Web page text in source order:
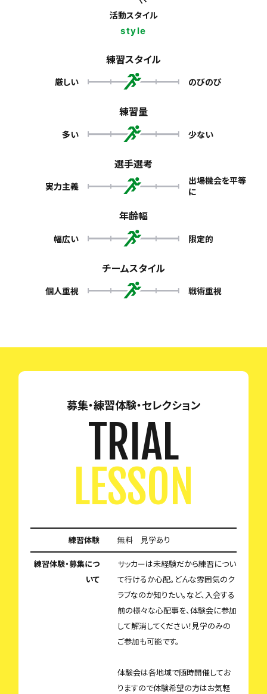
活動スタイル
style
練習スタイル
厳しい のびのび
練習量
多い 少ない
選手選考
実力主義
出場機会を平等
に
年齢幅
幅広い 限定的
チームスタイル
個人重視 戦術重視
募集・練習体験・セレクション
TRIAL
LESSON
練習体験 無料 見学あり
練習体験・募集につ
いて
サッカーは未経験だから練習につい
て行けるか心配。どんな雰囲気のク
ラブなのか知りたい。など、入会する
前の様々な心配事を、体験会に参加
して解消してください！見学のみの
ご参加も可能です。
体験会は各地域で随時開催してお
りますので体験希望の方はお気軽